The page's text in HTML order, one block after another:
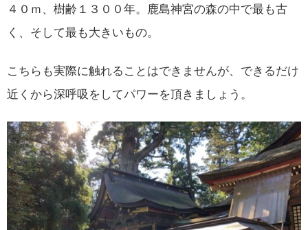
４０ｍ、樹齢１３００年。鹿島神宮の森の中で最も古
く、そして最も大きいもの。
こちらも実際に触れることはできませんが、できるだけ
近くから深呼吸をしてパワーを頂きましょう。